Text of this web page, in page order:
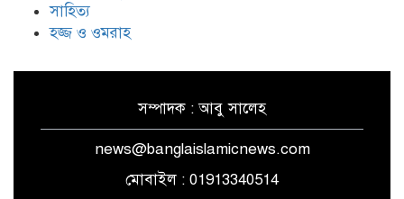
সাহিত্য
হজ্জ ও ওমরাহ
সম্পাদক : আবু সালেহ
news@banglaislamicnews.com
মোবাইল : 01913340514